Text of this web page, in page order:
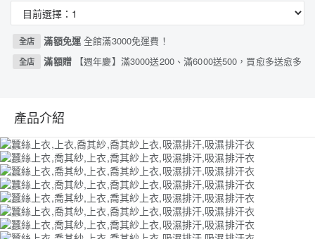
全店 滿額免運全館滿3000免運費！
全店 滿額贈 【週年慶】滿3000送200、滿6000送500，買愈多送愈多
產品介紹